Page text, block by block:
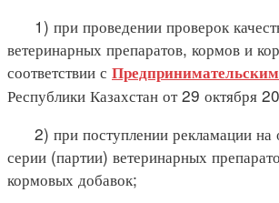
1) при проведении проверок
ветеринарных препаратов, кормов и
соответствии с
Республики Казахстан от 29 октября
2) при поступлении рекламации на
серии (партии) ветеринарных
кормовых добавок;